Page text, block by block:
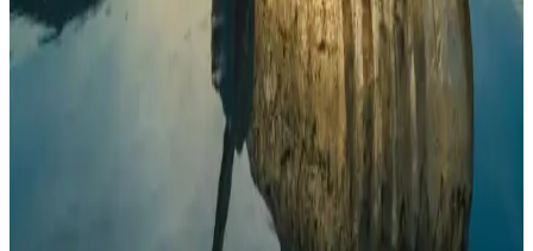
1970'lerde kullanılan beyaz seramik entegre devre paketleri, termal
iletkenlik ve dayanıklılık açısından plastik paketlerden üstün olup,
estetik ve teknik özellikleriyle elektronik tarihinde önemli bir yer
PLEKSAN Renault 9 Broadway Mandallı Gri
Torpido Kapağı: Uyum ve Dayanıklılık İncelemesi
PLEKSAN Renault 9 Broadway mandallı gri torpido kapağı,
Renault 9 ve 11 modellerine tam uyum sağlar. Dayanıklı plastik